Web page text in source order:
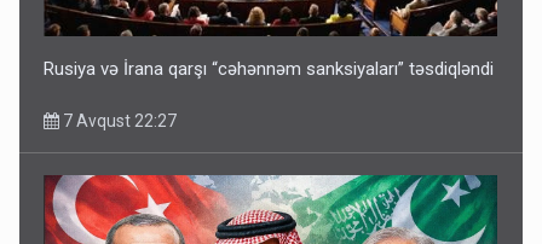
Rusiya və İrana qarşı “cəhənnəm sanksiyaları” təsdiqləndi
7 Avqust 22:27